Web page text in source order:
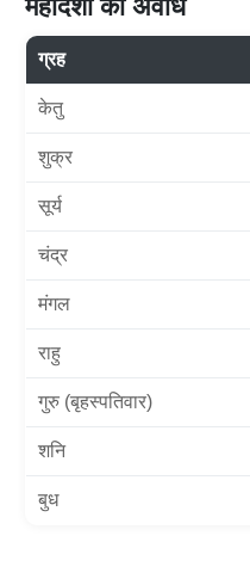
महादशा की अवधि
ग्रह
केतु
शुक्र
सूर्य
चंद्र
मंगल
राहु
गुरु (बृहस्पतिवार)
शनि
बुध